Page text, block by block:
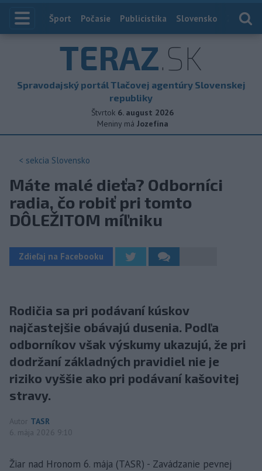
Index
Šport Počasie Publicistika Slovensko
TERAZ.SK
Spravodajský portál Tlačovej agentúry Slovenskej
republiky
Štvrtok 6. august 2026
Meniny má Jozefína
< sekcia Slovensko
Máte malé dieťa? Odborníci
radia, čo robiť pri tomto
DÔLEŽITOM míľniku
Zdieľaj na Facebooku
Rodičia sa pri podávaní kúskov
najčastejšie obávajú dusenia. Podľa
odborníkov však výskumy ukazujú, že pri
dodržaní základných pravidiel nie je
riziko vyššie ako pri podávaní kašovitej
stravy.
Autor TASR
6. mája 2026 9:10
Žiar nad Hronom 6. mája (TASR) - Zavádzanie pevnej